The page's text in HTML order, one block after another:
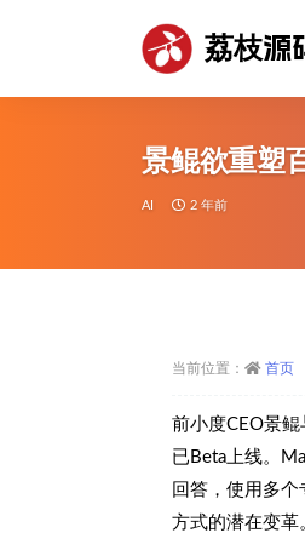
荔枝源
景鲲欲重塑
AI 2 年前
当前位置： 首页
前小度CEO景鲲
已Beta上线。
回答，使用多
方式的潜在变革